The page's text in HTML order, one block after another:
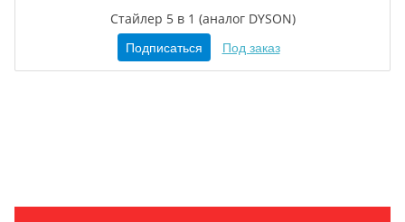
Стайлер 5 в 1 (аналог DYSON)
Подписаться Под заказ